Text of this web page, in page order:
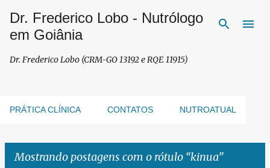
Pular para o conteúdo principal
Dr. Frederico Lobo - Nutrólogo
em Goiânia
Dr. Frederico Lobo (CRM-GO 13192 e RQE 11915)
PRÁTICA CLÍNICA CONTATOS NUTROATUAL
Mostrando postagens com o rótulo kinua